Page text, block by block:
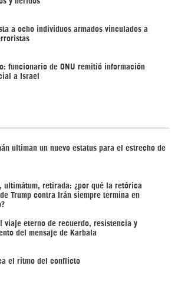
a ocho individuos armados vinculados a
funcionario de ONU remitió información
a Israel
ultiman un nuevo estatus para el estrecho de
ultimátum, retirada: ¿por qué la retórica
Trump contra Irán siempre termina en
viaje eterno de recuerdo, resistencia y
del mensaje de Karbala
el ritmo del conflicto